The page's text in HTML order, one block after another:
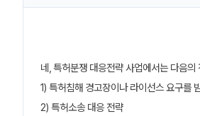
네, 특허분쟁 대응전략 사업에서는 다음
1) 특허침해 경고장이나 라이선스 요구를
2) 특허소송 대응 전략